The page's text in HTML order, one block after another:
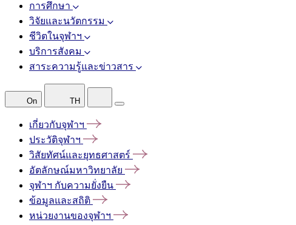
การศึกษา
วิจัยและนวัตกรรม
ชีวิตในจุฬาฯ
บริการสังคม
สาระความรู้และข่าวสาร
On TH
เกี่ยวกับจุฬาฯ
ประวัติจุฬาฯ
วิสัยทัศน์และยุทธศาสตร์
อัตลักษณ์มหาวิทยาลัย
จุฬาฯ กับความยั่งยืน
ข้อมูลและสถิติ
หน่วยงานของจุฬาฯ